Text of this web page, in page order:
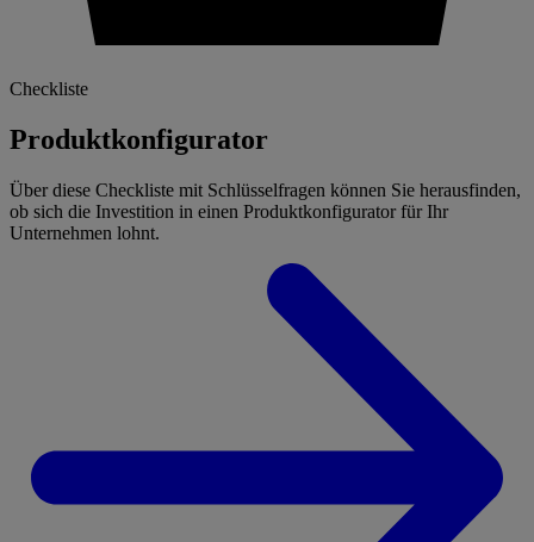
Checkliste
Produktkonfigurator
Über diese Checkliste mit Schlüsselfragen können Sie herausfinden,
ob sich die Investition in einen Produktkonfigurator für Ihr
Unternehmen lohnt.